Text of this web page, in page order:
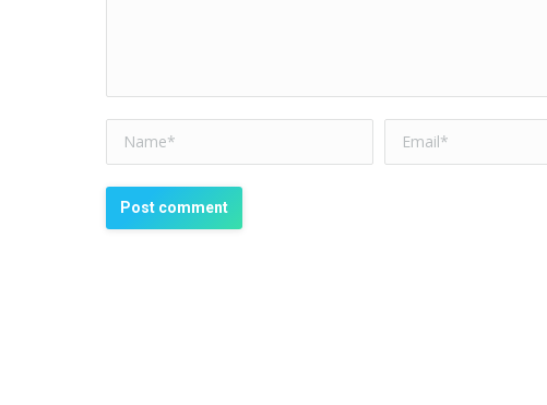
Name * Email *
Post comment